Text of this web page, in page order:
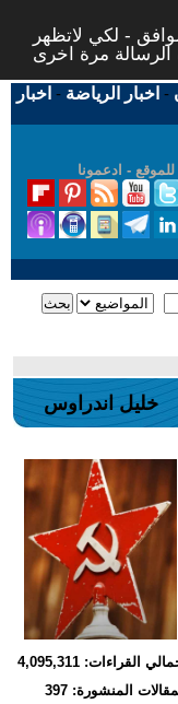
- لكي لاتظهر
- اخبار الرياضة - اخبار
للموقع - ادعمونا
خليل اندراوس
القراءات: 4,095,311
المنشورة: 397